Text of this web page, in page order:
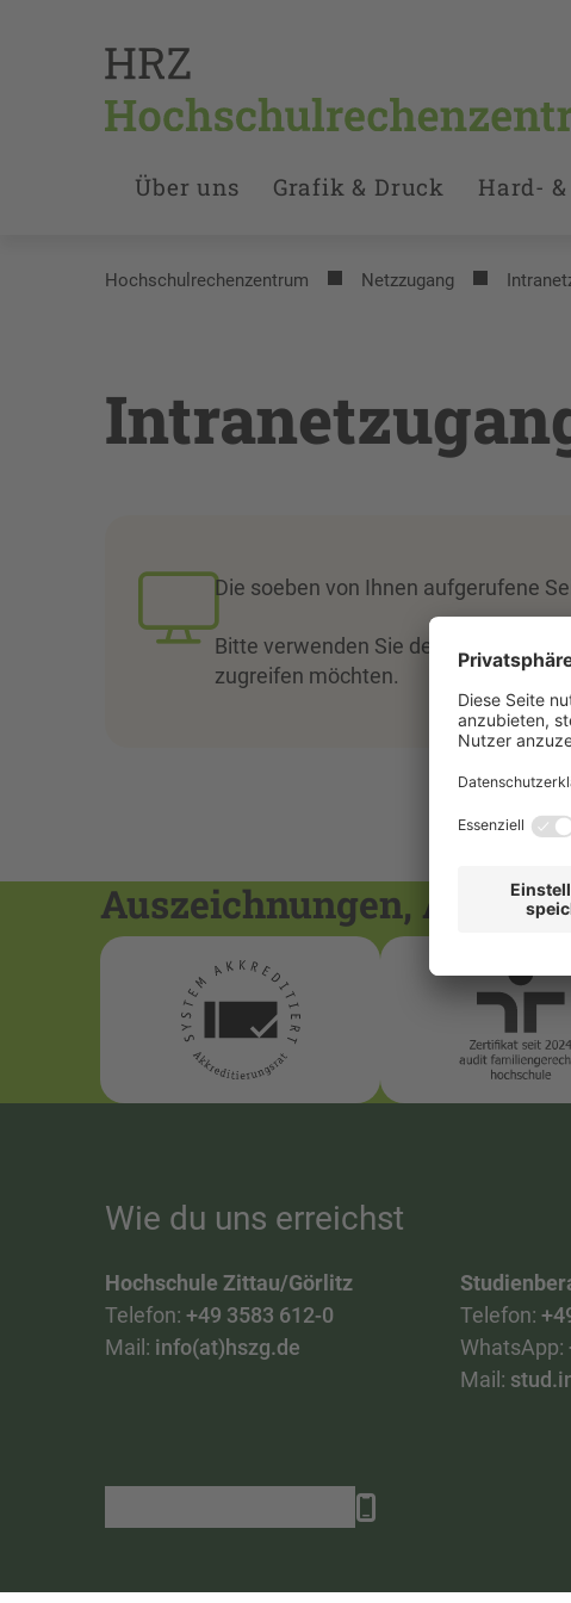
Über uns Grafik & Druck Hard-
Hochschulrechenzentrum Netzzugang
Die soeben von Ihnen aufgerufene
Bitte verwenden Sie den
zugreifen möchten.
Auszeichnungen,
Wie du uns erreichst
Hochschule Zittau/Görlitz
Telefon: +49 3583 612-0
Mail: info(at)hszg.de
Telefon:
WhatsApp:
Mail: